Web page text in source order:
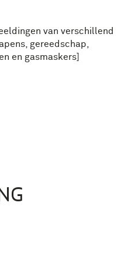
van verschillend
gereedschap,
en gasmaskers]